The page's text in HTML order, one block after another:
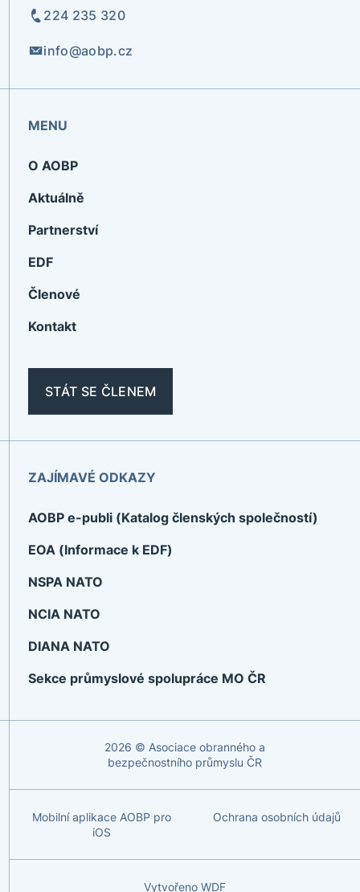
224 235 320
info@aobp.cz
MENU
O AOBP
Aktuálně
Partnerství
EDF
Členové
Kontakt
STÁT SE ČLENEM
ZAJÍMAVÉ ODKAZY
AOBP e-publi (Katalog členských společností)
EOA (Informace k EDF)
NSPA NATO
NCIA NATO
DIANA NATO
Sekce průmyslové spolupráce MO ČR
2026 © Asociace obranného a
bezpečnostního průmyslu ČR
Mobilní aplikace AOBP pro
iOS
Ochrana osobních údajů
Vytvořeno WDF